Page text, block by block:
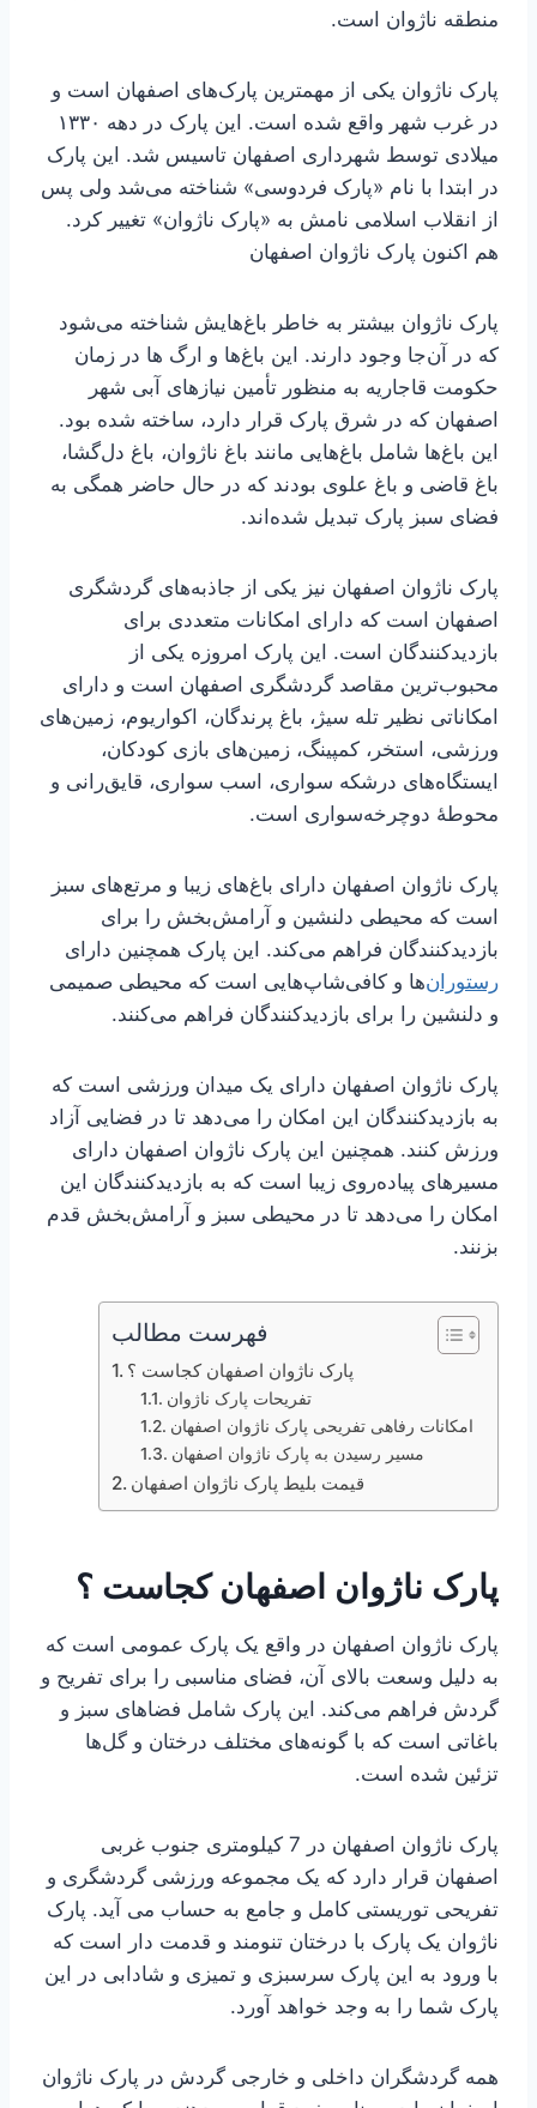
منطقه ناژوان است.
پارک ناژوان یکی از مهمترین پارک‌های اصفهان است و
در غرب شهر واقع شده است. این پارک در دهه ۱۳۳۰
میلادی توسط شهرداری اصفهان تاسیس شد. این پارک
در ابتدا با نام «پارک فردوسی» شناخته می‌شد ولی پس
از انقلاب اسلامی نامش به «پارک ناژوان» تغییر کرد.
هم اکنون پارک ناژوان اصفهان
پارک ناژوان بیشتر به خاطر باغ‌هایش شناخته می‌شود
که در آن‌جا وجود دارند. این باغ‌ها و ارگ ها در زمان
حکومت قاجاریه به منظور تأمین نیازهای آبی شهر
اصفهان که در شرق پارک قرار دارد، ساخته شده بود.
این باغ‌ها شامل باغ‌هایی مانند باغ ناژوان، باغ دل‌گشا،
باغ قاضی و باغ علوی بودند که در حال حاضر همگی به
فضای سبز پارک تبدیل شده‌اند.
پارک ناژوان اصفهان نیز یکی از جاذبه‌های گردشگری
اصفهان است که دارای امکانات متعددی برای
بازدیدکنندگان است. این پارک امروزه یکی از
محبوب‌ترین مقاصد گردشگری اصفهان است و دارای
امکاناتی نظیر تله سیژ، باغ پرندگان، اکواریوم، زمین‌های
ورزشی، استخر، کمپینگ، زمین‌های بازی کودکان،
ایستگاه‌های درشکه سواری، اسب سواری، قایق‌رانی و
محوطهٔ دوچرخه‌سواری است.
پارک ناژوان اصفهان دارای باغ‌های زیبا و مرتع‌های سبز
است که محیطی دلنشین و آرامش‌بخش را برای
بازدیدکنندگان فراهم می‌کند. این پارک همچنین دارای
رستوران‌ها و کافی‌شاپ‌هایی است که محیطی صمیمی
و دلنشین را برای بازدیدکنندگان فراهم می‌کنند.
پارک ناژوان اصفهان دارای یک میدان ورزشی است که
به بازدیدکنندگان این امکان را می‌دهد تا در فضایی آزاد
ورزش کنند. همچنین این پارک ناژوان اصفهان دارای
مسیرهای پیاده‌روی زیبا است که به بازدیدکنندگان این
امکان را می‌دهد تا در محیطی سبز و آرامش‌بخش قدم
بزنند.
فهرست مطالب
پارک ناژوان اصفهان کجاست ؟
تفریحات پارک ناژوان
امکانات رفاهی تفریحی پارک ناژوان اصفهان
مسیر رسیدن به پارک ناژوان اصفهان
قیمت بلیط پارک ناژوان اصفهان
پارک ناژوان اصفهان کجاست ؟
پارک ناژوان اصفهان در واقع یک پارک عمومی است که
به دلیل وسعت بالای آن، فضای مناسبی را برای تفریح و
گردش فراهم می‌کند. این پارک شامل فضاهای سبز و
باغاتی است که با گونه‌های مختلف درختان و گل‌ها
تزئین شده است.
پارک ناژوان اصفهان در 7 کیلومتری جنوب غربی
اصفهان قرار دارد که یک مجموعه ورزشی گردشگری و
تفریحی توریستی کامل و جامع به حساب می آید. پارک
ناژوان یک پارک با درختان تنومند و قدمت دار است که
با ورود به این پارک سرسبزی و تمیزی و شادابی در این
پارک شما را به وجد خواهد آورد.
همه گردشگران داخلی و خارجی گردش در پارک ناژوان